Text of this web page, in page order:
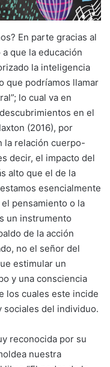
En parte gracias al
que la educación
la inteligencia
que podríamos llamar
lo cual va en
en el
(2016), por
la relación cuerpo-
decir, el impacto del
alto que el de la
esencialmente
pensamiento o la
un instrumento
de la acción
no el señor del
estimular un
y una consciencia
los cuales este incide
sociales del individuo.
reconocida por su
nuestra